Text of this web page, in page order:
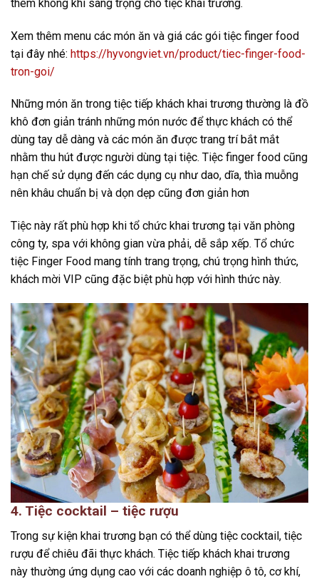
thêm không khí sang trọng cho tiệc khai trương.
Xem thêm menu các món ăn và giá các gói tiệc finger food
tại đây nhé: https://hyvongviet.vn/product/tiec-finger-food-
tron-goi/
Những món ăn trong tiệc tiếp khách khai trương thường là đồ
khô đơn giản tránh những món nước để thực khách có thể
dùng tay dễ dàng và các món ăn được trang trí bắt mắt
nhằm thu hút được người dùng tại tiệc. Tiệc finger food cũng
hạn chế sử dụng đến các dụng cụ như dao, dĩa, thìa muỗng
nên khâu chuẩn bị và dọn dẹp cũng đơn giản hơn
Tiệc này rất phù hợp khi tổ chức khai trương tại văn phòng
công ty, spa với không gian vừa phải, dễ sắp xếp. Tổ chức
tiệc Finger Food mang tính trang trọng, chú trọng hình thức,
khách mời VIP cũng đặc biệt phù hợp với hình thức này.
4. Tiệc cocktail – tiệc rượu
Trong sự kiện khai trương bạn có thể dùng tiệc cocktail, tiệc
rượu để chiêu đãi thực khách. Tiệc tiếp khách khai trương
này thường ứng dụng cao với các doanh nghiệp ô tô, cơ khí,